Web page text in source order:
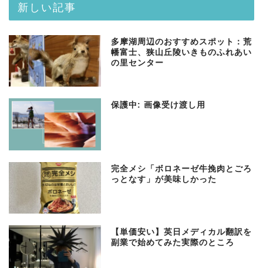
新しい記事
多摩湖周辺のおすすめスポット：荒
幡富士、狭山丘陵いきものふれあい
の里センター
保護中: 画像受け渡し用
完全メシ「ボロネーゼ牛挽肉とごろ
っとなす」が美味しかった
【単価安い】英日メディカル翻訳を
副業で始めてみた実際のところ